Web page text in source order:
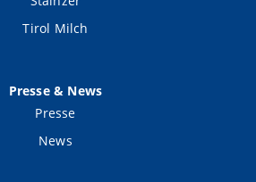
Tirol Milch
Presse & News
Presse
News